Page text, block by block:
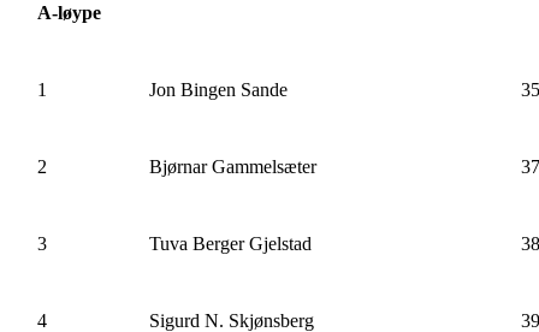
A-løype
1 Jon Bingen Sande
2 Bjørnar Gammelsæter
3 Tuva Berger Gjelstad
4 Sigurd N. Skjønsberg